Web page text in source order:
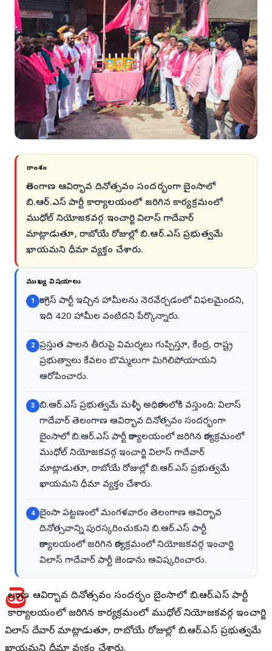
సారాంశం
తెలంగాణ ఆవిర్భావ దినోత్సవం సందర్భంగా బైంసాలో
బి.ఆర్.ఎస్ పార్టీ కార్యాలయంలో జరిగిన కార్యక్రమంలో
ముధోల్ నియోజకవర్గ ఇంచార్జి విలాస్ గాదేవార్
మాట్లాడుతూ, రాబోయే రోజుల్లో బి.ఆర్.ఎస్ ప్రభుత్వమే
ఖాయమని ధీమా వ్యక్తం చేశారు.
ముఖ్య విషయాలు
1
కాంగ్రెస్ పార్టీ ఇచ్చిన హామీలను నెరవేర్చడంలో విఫలమైందని,
ఇది 420 హామీల వంటిదని పేర్కొన్నారు.
2
ప్రస్తుత పాలన తీరుపై విమర్శలు గుప్పిస్తూ, కేంద్ర, రాష్ట్ర
ప్రభుత్వాలు కేవలం బొమ్మలుగా మిగిలిపోయాయని
ఆరోపించారు.
3
బి.ఆర్.ఎస్ ప్రభుత్వమే మళ్ళీ అధికారంలోకి వస్తుంది: విలాస్
గాదేవార్ తెలంగాణ ఆవిర్భావ దినోత్సవం సందర్భంగా
బైంసాలో బి.ఆర్.ఎస్ పార్టీ కార్యాలయంలో జరిగిన కార్యక్రమంలో
ముధోల్ నియోజకవర్గ ఇంచార్జి విలాస్ గాదేవార్
మాట్లాడుతూ, రాబోయే రోజుల్లో బి.ఆర్.ఎస్ ప్రభుత్వమే
ఖాయమని ధీమా వ్యక్తం చేశారు.
4
బైంసా పట్టణంలో మంగళవారం తెలంగాణ ఆవిర్భావ
దినోత్సవాన్ని పురస్కరించుకుని బి.ఆర్.ఎస్ పార్టీ
కార్యాలయంలో జరిగిన కార్యక్రమంలో నియోజకవర్గ ఇంచార్జి
విలాస్ గాదేవార్ పార్టీ జెండాను ఆవిష్కరించారు.
లంగాణ ఆవిర్భావ దినోత్సవం సందర్భంగా బైంసాలో బి.ఆర్.ఎస్ పార్టీ
కార్యాలయంలో జరిగిన కార్యక్రమంలో ముధోల్ నియోజకవర్గ ఇంచార్జి
విలాస్ గాదేవార్ మాట్లాడుతూ, రాబోయే రోజుల్లో బి.ఆర్.ఎస్ ప్రభుత్వమే